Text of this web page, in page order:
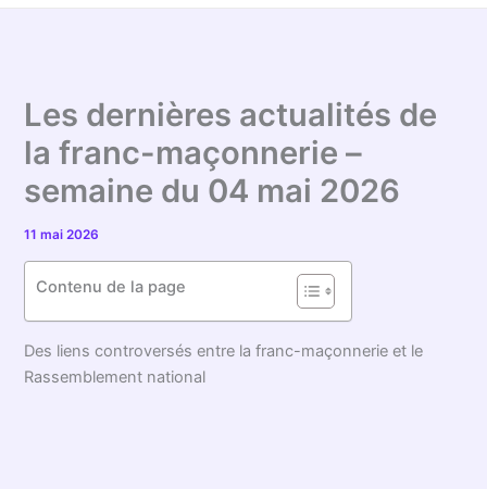
Les dernières actualités de
la franc-maçonnerie –
semaine du 04 mai 2026
11 mai 2026
Contenu de la page
Des liens controversés entre la franc-maçonnerie et le
Rassemblement national